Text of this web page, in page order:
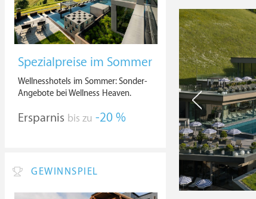
Spezialpreise im Sommer
Wellnesshotels im Sommer: Sonder-
Angebote bei Wellness Heaven.
Ersparnis bis zu -20 %
GEWINNSPIEL